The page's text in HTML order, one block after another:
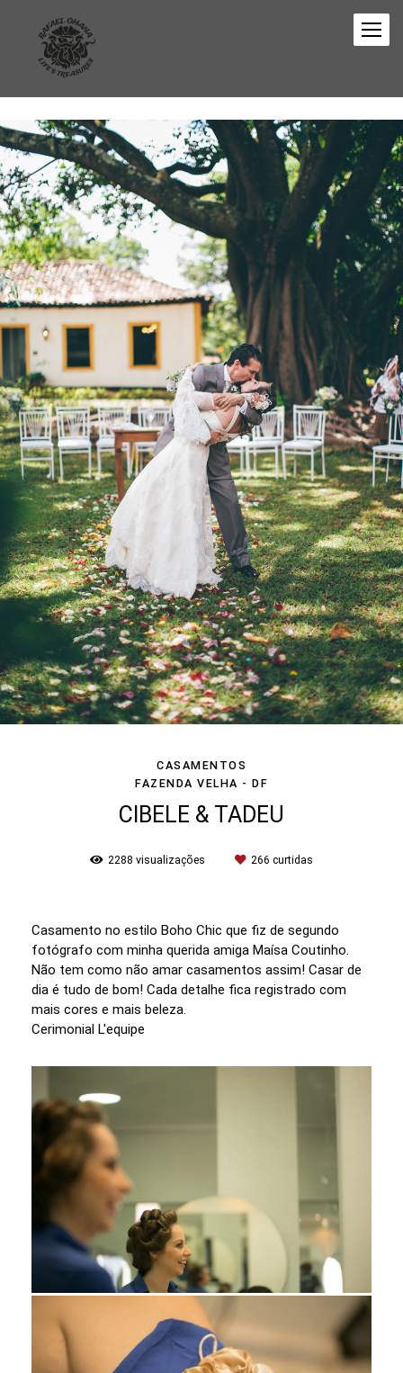
CASAMENTOS
FAZENDA VELHA - DF
CIBELE & TADEU
2288 visualizações 266 curtidas
Casamento no estilo Boho Chic que fiz de segundo
fotógrafo com minha querida amiga Maísa Coutinho.
Não tem como não amar casamentos assim! Casar de
dia é tudo de bom! Cada detalhe fica registrado com
mais cores e mais beleza.
Cerimonial L'equipe